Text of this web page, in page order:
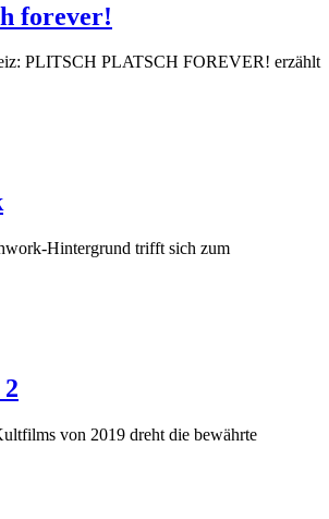
forever!
PLITSCH PLATSCH FOREVER! erzählt
Hintergrund trifft sich zum
von 2019 dreht die bewährte